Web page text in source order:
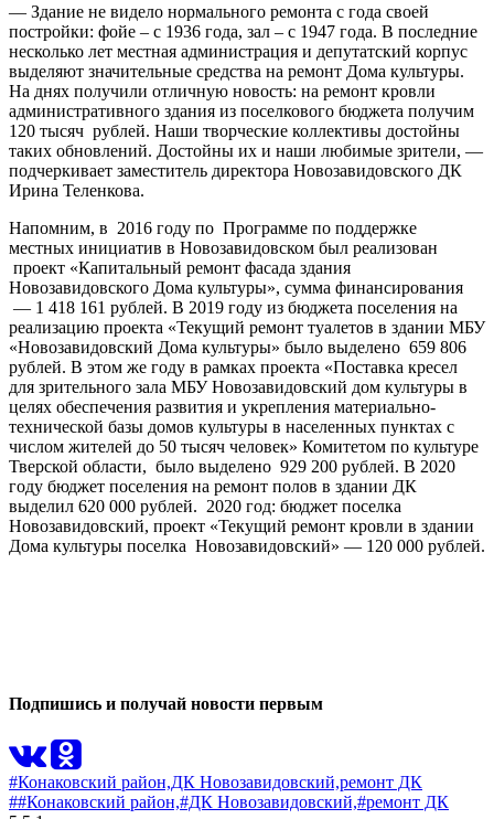
— Здание не видело нормального ремонта с года своей
постройки: фойе – с 1936 года, зал – с 1947 года. В последние
несколько лет местная администрация и депутатский корпус
выделяют значительные средства на ремонт Дома культуры.
На днях получили отличную новость: на ремонт кровли
административного здания из поселкового бюджета получим
120 тысяч рублей. Наши творческие коллективы достойны
таких обновлений. Достойны их и наши любимые зрители, —
подчеркивает заместитель директора Новозавидовского ДК
Ирина Теленкова.
Напомним, в 2016 году по Программе по поддержке
местных инициатив в Новозавидовском был реализован
проект «Капитальный ремонт фасада здания
Новозавидовского Дома культуры», сумма финансирования
— 1 418 161 рублей. В 2019 году из бюджета поселения на
реализацию проекта «Текущий ремонт туалетов в здании МБУ
«Новозавидовский Дома культуры» было выделено 659 806
рублей. В этом же году в рамках проекта «Поставка кресел
для зрительного зала МБУ Новозавидовский дом культуры в
целях обеспечения развития и укрепления материально-
технической базы домов культуры в населенных пунктах с
числом жителей до 50 тысяч человек» Комитетом по культуре
Тверской области, было выделено 929 200 рублей. В 2020
году бюджет поселения на ремонт полов в здании ДК
выделил 620 000 рублей. 2020 год: бюджет поселка
Новозавидовский, проект «Текущий ремонт кровли в здании
Дома культуры поселка Новозавидовский» — 120 000 рублей.
Подпишись и получай новости первым
#Конаковский район,ДК Новозавидовский,ремонт ДК
##Конаковский район,#ДК Новозавидовский,#ремонт ДК